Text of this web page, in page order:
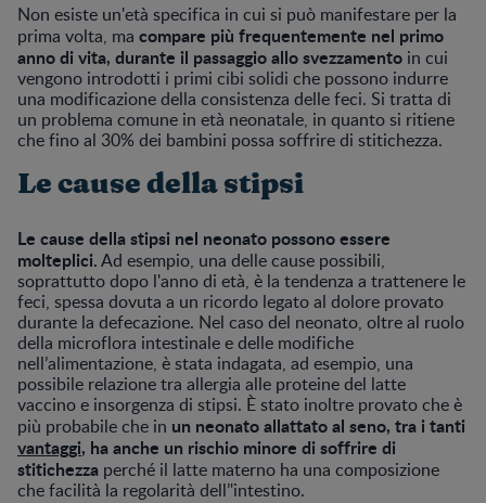
Non esiste un'età specifica in cui si può manifestare per la
prima volta, ma compare più frequentemente nel primo
anno di vita, durante il passaggio allo svezzamento in cui
vengono introdotti i primi cibi solidi che possono indurre
una modificazione della consistenza delle feci. Si tratta di
un problema comune in età neonatale, in quanto si ritiene
che fino al 30% dei bambini possa soffrire di stitichezza.
Le cause della stipsi
Le cause della stipsi nel neonato possono essere
molteplici.Ad esempio, una delle cause possibili,
soprattutto dopo l'anno di età, è la tendenza a trattenere le
feci, spessa dovuta a un ricordo legato al dolore provato
durante la defecazione. Nel caso del neonato, oltre al ruolo
della microflora intestinale e delle modifiche
nell’alimentazione, è stata indagata, ad esempio, una
possibile relazione tra allergia alle proteine del latte
vaccino e insorgenza di stipsi. È stato inoltre provato che è
più probabile che in un neonato allattato al seno, tra i tanti
vantaggi, ha anche un rischio minore di soffrire di
stitichezza perché il latte materno ha una composizione
che facilità la regolarità dell’'intestino.